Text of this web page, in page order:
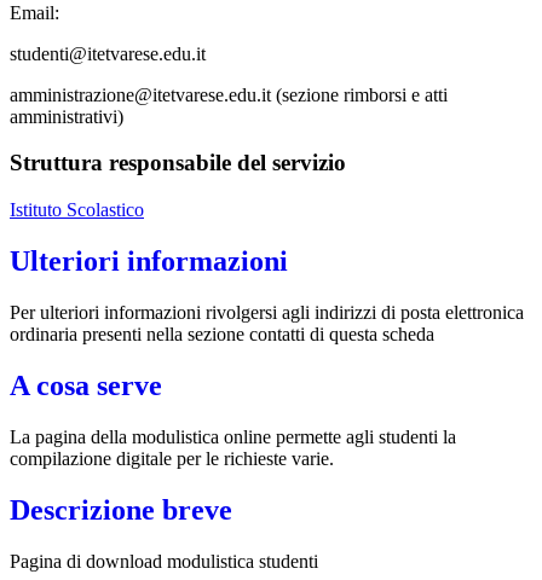
Email:
studenti@itetvarese.edu.it
amministrazione@itetvarese.edu.it (sezione rimborsi e atti
amministrativi)
Struttura responsabile del servizio
Istituto Scolastico
Ulteriori informazioni
Per ulteriori informazioni rivolgersi agli indirizzi di posta elettronica
ordinaria presenti nella sezione contatti di questa scheda
A cosa serve
La pagina della modulistica online permette agli studenti la
compilazione digitale per le richieste varie.
Descrizione breve
Pagina di download modulistica studenti